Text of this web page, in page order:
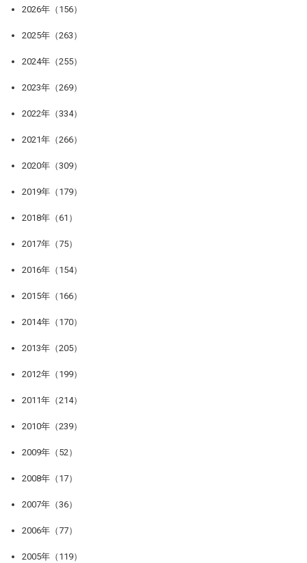
2026年（156）
2025年（263）
2024年（255）
2023年（269）
2022年（334）
2021年（266）
2020年（309）
2019年（179）
2018年（61）
2017年（75）
2016年（154）
2015年（166）
2014年（170）
2013年（205）
2012年（199）
2011年（214）
2010年（239）
2009年（52）
2008年（17）
2007年（36）
2006年（77）
2005年（119）